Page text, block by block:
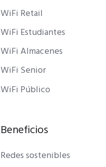
WiFi Retail
WiFi Estudiantes
WiFi Almacenes
WiFi Senior
WiFi Público
Beneficios
Redes sostenibles